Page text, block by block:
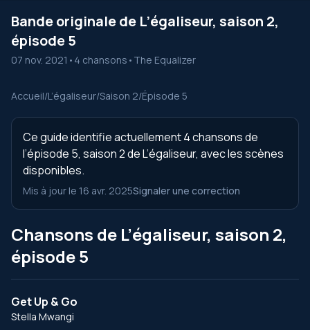
Bande originale de L’égaliseur, saison 2,
épisode 5
07 nov. 2021 • 4 chansons • The Equalizer
Accueil/L’égaliseur/Saison 2/Épisode 5
Ce guide identifie actuellement 4 chansons de
l’épisode 5, saison 2 de L’égaliseur, avec les scènes
disponibles.
Mis à jour le 16 avr. 2025Signaler une correction
Chansons de L’égaliseur, saison 2,
épisode 5
Get Up & Go
Stella Mwangi